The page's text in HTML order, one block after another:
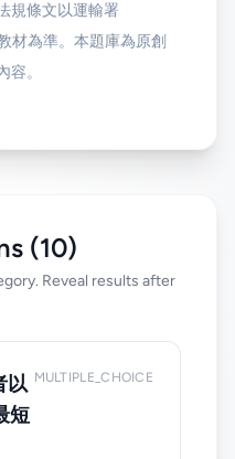
規條文以運輸署
材為準。本題庫為原創
容。
(10)
Reveal results after
以
短
MULTIPLE_CHOICE